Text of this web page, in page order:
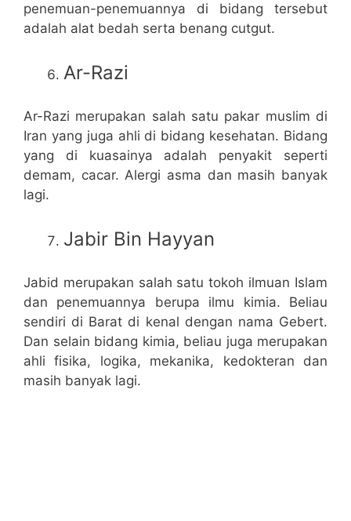
penemuan-penemuannya di bidang tersebut
adalah alat bedah serta benang cutgut.
Ar-Razi
Ar-Razi merupakan salah satu pakar muslim di
Iran yang juga ahli di bidang kesehatan. Bidang
yang di kuasainya adalah penyakit seperti
demam, cacar. Alergi asma dan masih banyak
lagi.
Jabir Bin Hayyan
Jabid merupakan salah satu tokoh ilmuan Islam
dan penemuannya berupa ilmu kimia. Beliau
sendiri di Barat di kenal dengan nama Gebert.
Dan selain bidang kimia, beliau juga merupakan
ahli fisika, logika, mekanika, kedokteran dan
masih banyak lagi.